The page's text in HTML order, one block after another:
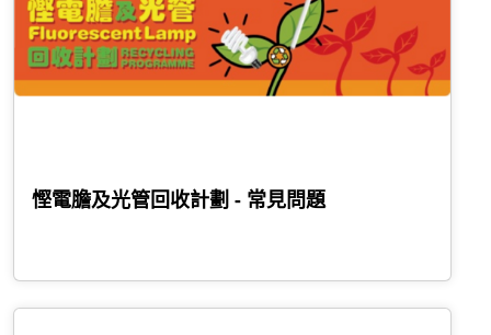
慳電膽及光管回收計劃 - 常見問題